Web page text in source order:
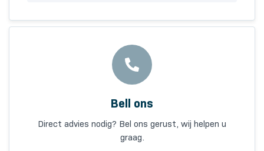
Bell ons
Direct advies nodig? Bel ons gerust, wij helpen u
graag.